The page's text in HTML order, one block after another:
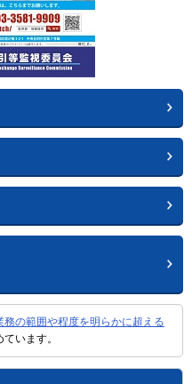
務の範囲や程度を明らかに超える
います。